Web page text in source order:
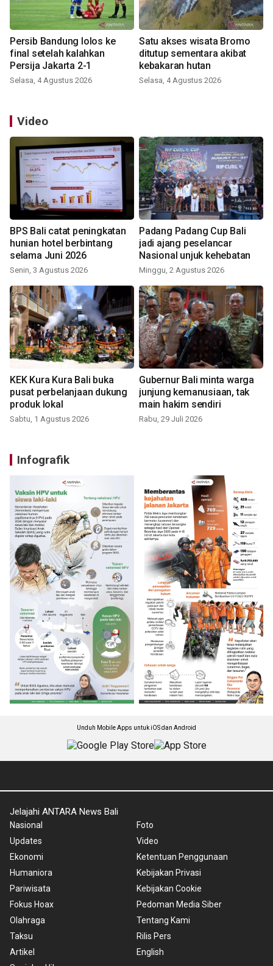
Persib Bandung lolos ke
final setelah kalahkan
Persija Jakarta 2-1
Selasa, 4 Agustus 2026
Satu akses wisata Bromo
ditutup sementara akibat
kebakaran hutan
Selasa, 4 Agustus 2026
Video
BPS Bali catat peningkatan
hunian hotel berbintang
selama Juni 2026
Senin, 3 Agustus 2026
Padang Padang Cup Bali
jadi ajang peselancar
Nasional unjuk kehebatan
Minggu, 2 Agustus 2026
KEK Kura Kura Bali buka
pusat perbelanjaan dukung
produk lokal
Sabtu, 1 Agustus 2026
Gubernur Bali minta warga
junjung kemanusiaan, tak
main hakim sendiri
Rabu, 29 Juli 2026
Infografik
Unduh Mobile Apps untuk iOS dan Android
Jelajahi ANTARA News Bali
Nasional
Updates
Ekonomi
Humaniora
Pariwisata
Fokus Hoax
Olahraga
Taksu
Artikel
Foto
Video
Ketentuan Penggunaan
Kebijakan Privasi
Kebijakan Cookie
Pedoman Media Siber
Tentang Kami
Rilis Pers
English